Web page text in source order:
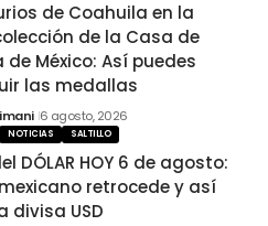
de Coahuila en la
de la Casa de
de México: Así puedes
las medallas
6 agosto, 2026
NOTICIAS SALTILLO
DÓLAR HOY 6 de agosto:
retrocede y así
divisa USD